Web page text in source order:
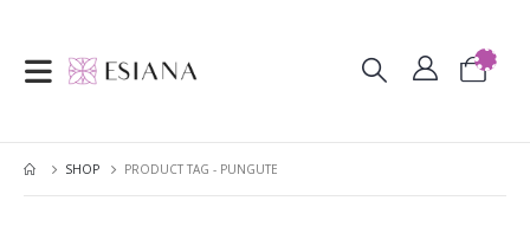
SHOP PRODUCT TAG - PUNGUTE